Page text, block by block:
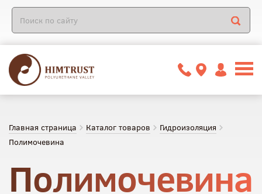
Главная страница Каталог товаров
Гидроизоляция
Полимочевина
Полимочевина